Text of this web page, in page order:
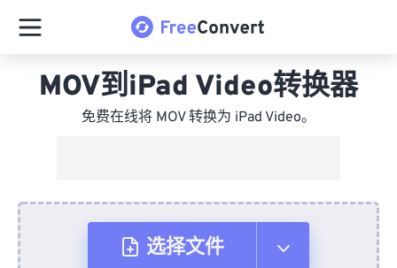
MOV到iPad Video转换器
免费在线将 MOV 转换为 iPad Video。
选择文件